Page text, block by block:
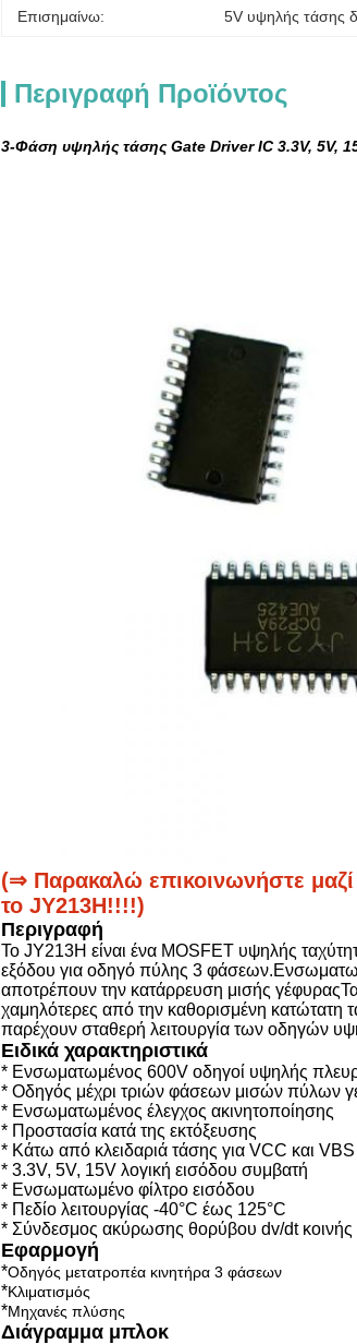
Επισημαίνω: 5V υψηλής τάσης
Περιγραφή Προϊόντος
3-Φάση υψηλής τάσης Gate Driver IC 3.3V, 5V,
(⇒ Παρακαλώ επικοινωνήστε μαζί
το JY213H!!!!)
Περιγραφή
Το JY213H είναι ένα MOSFET υψηλής
εξόδου για οδηγό πύλης 3
αποτρέπουν την κατάρρευση μισής
χαμηλότερες από την καθορισμένη κατώτατη
παρέχουν σταθερή λειτουργία των οδηγών
Ειδικά χαρακτηριστικά
* Ενσωματωμένος 600V οδηγοί υψηλής
* Οδηγός μέχρι τριών φάσεων μισών πύλων
* Ενσωματωμένος έλεγχος ακινητοποίησης
* Προστασία κατά της εκτόξευσης
* Κάτω από κλειδαριά τάσης για VCC και VBS
* 3.3V, 5V, 15V λογική εισόδου συμβατή
* Ενσωματωμένο φίλτρο εισόδου
* Πεδίο λειτουργίας -40°C έως 125°C
* Σύνδεσμος ακύρωσης θορύβου dv/dt κοινής
Εφαρμογή
*Οδηγός μετατροπέα κινητήρα 3 φάσεων
*Κλιματισμός
*Μηχανές πλύσης
Διάγραμμα μπλοκ